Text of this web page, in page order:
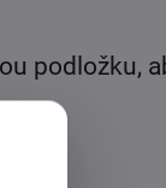
podložku,